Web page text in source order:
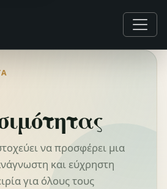
να προσφέρει μια
και εύχρηστη
για όλους τους